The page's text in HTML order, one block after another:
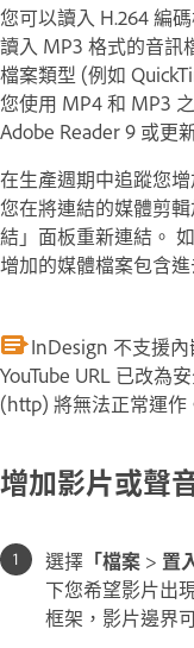
您可以讀入 H.264 編
讀入 MP3 格式的音訊
檔案類型 (例如
您使用 MP4 和 MP3
Adobe Reader 9 或更
在生產週期中追蹤您
您在將連結的媒體剪
結」面板重新連結。
增加的媒體檔案包含進
InDesign 不支援
YouTube URL 已改為
(http) 將無法正常運作
增加影片或聲
選擇 「檔案 > 置
下您希望影片出
框架，影片邊界